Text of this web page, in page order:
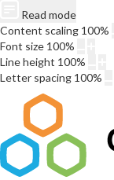
Read mode
Content scaling 100%
Font size 100%
Line height 100%
Letter spacing 100%